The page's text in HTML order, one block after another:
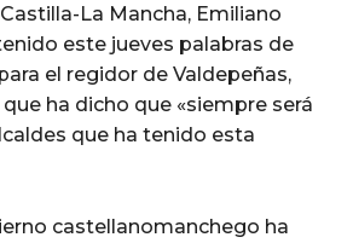
La Mancha, Emiliano
este jueves palabras de
el regidor de Valdepeñas,
ha dicho que «siempre será
que ha tenido esta
castellanomanchego ha